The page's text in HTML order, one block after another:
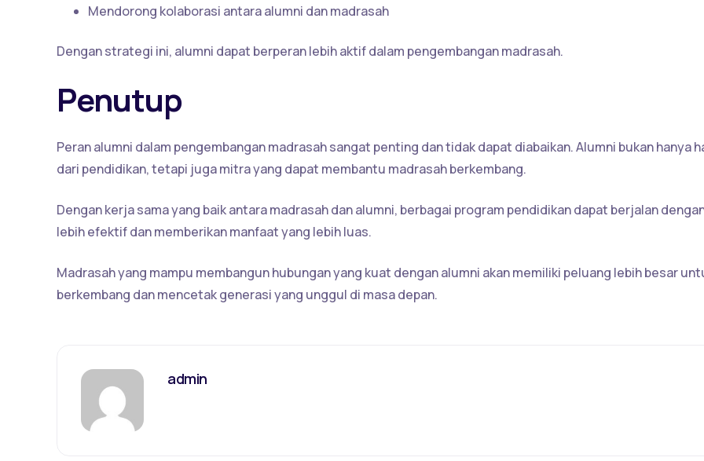
Mendorong kolaborasi antara alumni dan madrasah
Dengan strategi ini, alumni dapat berperan lebih aktif dalam pengembangan madrasah.
Penutup
Peran alumni dalam pengembangan madrasah sangat penting dan tidak dapat diabaikan. Alumni bukan hanya
dari pendidikan, tetapi juga mitra yang dapat membantu madrasah berkembang.
Dengan kerja sama yang baik antara madrasah dan alumni, berbagai program pendidikan dapat berjalan
lebih efektif dan memberikan manfaat yang lebih luas.
Madrasah yang mampu membangun hubungan yang kuat dengan alumni akan memiliki peluang lebih besar
berkembang dan mencetak generasi yang unggul di masa depan.
admin